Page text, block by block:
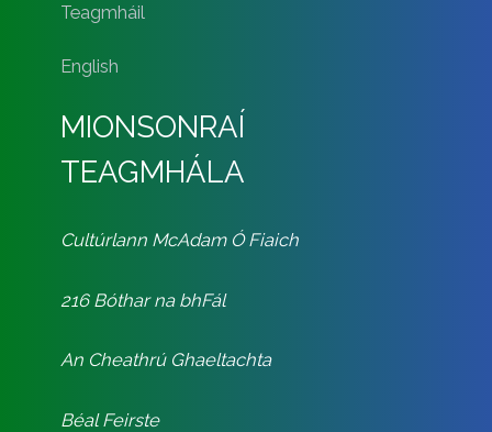
Teagmháil
English
MIONSONRAÍ
TEAGMHÁLA
Cultúrlann McAdam Ó Fiaich
216 Bóthar na bhFál
An Cheathrú Ghaeltachta
Béal Feirste